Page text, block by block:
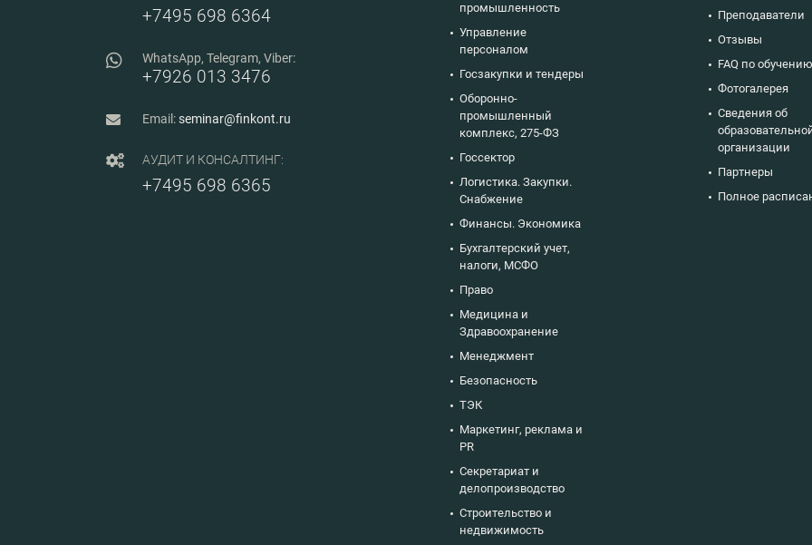
+7495 698 6364
WhatsApp, Telegram, Viber:
+7926 013 3476
Email:seminar@finkont.ru
АУДИТ И КОНСАЛТИНГ:
+7495 698 6365
промышленность
Управление
персоналом
Госзакупки и тендеры
Оборонно-
промышленный
комплекс, 275-ФЗ
Госсектор
Логистика. Закупки.
Снабжение
Финансы. Экономика
Бухгалтерский учет,
налоги, МСФО
Право
Медицина и
Здравоохранение
Менеджмент
Безопасность
ТЭК
Маркетинг, реклама и
PR
Секретариат и
делопроизводство
Строительство и
недвижимость
Преподаватели
Отзывы
FAQ по обучению
Фотогалерея
Сведения об
организации
Партнеры
Полное